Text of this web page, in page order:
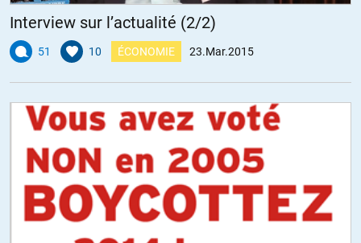
sortie de l’UE = FHaine.
En censurant purement et simplement ceux qui historiquement
ont toujours porté de façon constante et systèmétique le
combat contre l’UE, contre l’euro pour la sortie de cette dictature
+5
bosondehiggs //25.03.2015 à 20h24
les électeurs ont vraiment une âme d’esclaves ; ils devraient
sortir du vote ump modem fn , ps , fdg qui ne veut pas sortir de
l’ue et ils insistent ; eh bien qu’ils supportent leurs chaines !
Interview sur l’actualité (2/2)
51 10 ÉCONOMIE 23.Mar.2015